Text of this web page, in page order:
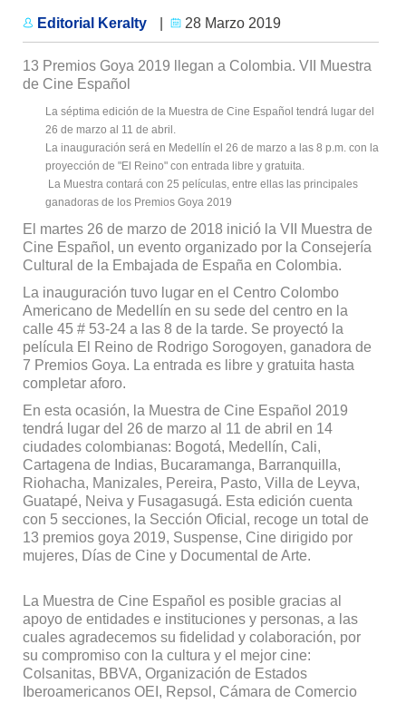
Editorial Keralty 28 Marzo 2019
13 Premios Goya 2019 llegan a Colombia. VII Muestra
de Cine Español
La séptima edición de la Muestra de Cine Español tendrá lugar del
26 de marzo al 11 de abril.
La inauguración será en Medellín el 26 de marzo a las 8 p.m. con la
proyección de "El Reino" con entrada libre y gratuita.
La Muestra contará con 25 películas, entre ellas las principales
ganadoras de los Premios Goya 2019
El martes 26 de marzo de 2018 inició la VII Muestra de
Cine Español, un evento organizado por la Consejería
Cultural de la Embajada de España en Colombia.
La inauguración tuvo lugar en el Centro Colombo
Americano de Medellín en su sede del centro en la
calle 45 # 53-24 a las 8 de la tarde. Se proyectó la
película El Reino de Rodrigo Sorogoyen, ganadora de
7 Premios Goya. La entrada es libre y gratuita hasta
completar aforo.
En esta ocasión, la Muestra de Cine Español 2019
tendrá lugar del 26 de marzo al 11 de abril en 14
ciudades colombianas: Bogotá, Medellín, Cali,
Cartagena de Indias, Bucaramanga, Barranquilla,
Riohacha, Manizales, Pereira, Pasto, Villa de Leyva,
Guatapé, Neiva y Fusagasugá. Esta edición cuenta
con 5 secciones, la Sección Oficial, recoge un total de
13 premios goya 2019, Suspense, Cine dirigido por
mujeres, Días de Cine y Documental de Arte.
La Muestra de Cine Español es posible gracias al
apoyo de entidades e instituciones y personas, a las
cuales agradecemos su fidelidad y colaboración, por
su compromiso con la cultura y el mejor cine:
Colsanitas, BBVA, Organización de Estados
Iberoamericanos OEI, Repsol, Cámara de Comercio